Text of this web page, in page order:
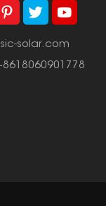
solar.com